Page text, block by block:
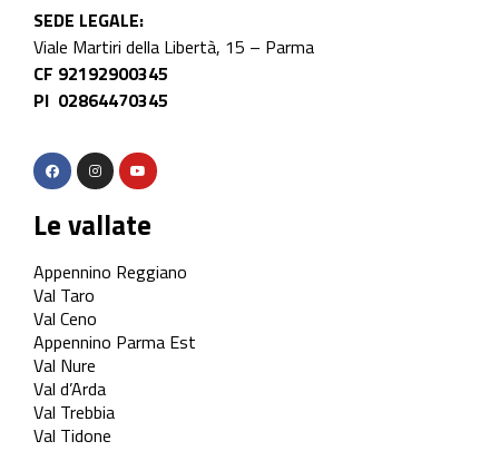
SEDE LEGALE:
Viale Martiri della Libertà, 15 – Parma
CF 92192900345
PI 02864470345
Le vallate
Appennino Reggiano
Val Taro
Val Ceno
Appennino Parma Est
Val Nure
Val d’Arda
Val Trebbia
Val Tidone